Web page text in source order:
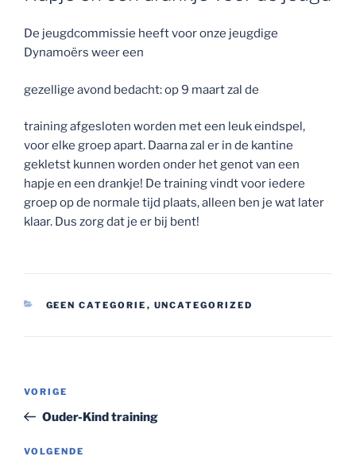
De jeugdcommissie heeft voor onze jeugdige
Dynamoërs weer een
gezellige avond bedacht: op 9 maart zal de
training afgesloten worden met een leuk eindspel,
voor elke groep apart. Daarna zal er in de kantine
gekletst kunnen worden onder het genot van een
hapje en een drankje! De training vindt voor iedere
groep op de normale tijd plaats, alleen ben je wat later
klaar. Dus zorg dat je er bij bent!
CATEGORIEËN
GEEN CATEGORIE , UNCATEGORIZED
Vorig
bericht
VORIGE
Ouder-Kind training
Volgend
VOLGENDE